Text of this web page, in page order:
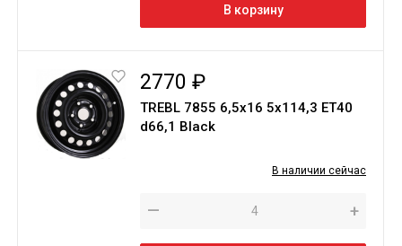
В корзину
2770 ₽
TREBL 7855 6,5х16 5х114,3 ЕТ40
d66,1 Black
В наличии сейчас
— +